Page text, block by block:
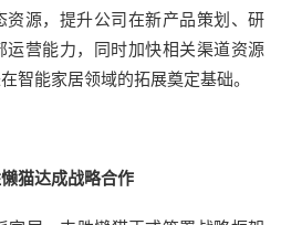
资源，提升公司在新产品策划、研
运营能力，同时加快相关渠道资源
智能家居领域的拓展奠定基础。
猫达成战略合作